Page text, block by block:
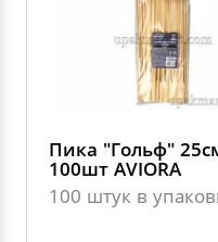
Пика "Гольф"
100шт AVIORA
100 штук в